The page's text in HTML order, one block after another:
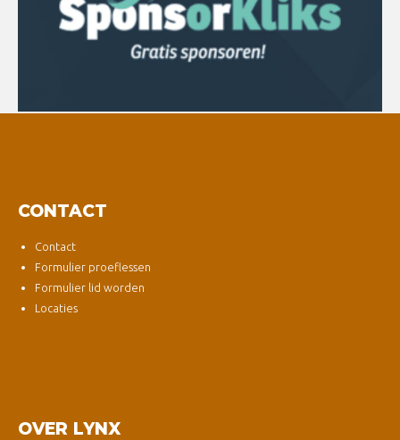
CONTACT
Contact
Formulier proeflessen
Formulier lid worden
Locaties
OVER LYNX